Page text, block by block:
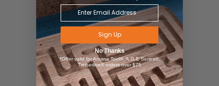
Sign Up
No Thanks
*Offer valid for Amana Tool®, A.G.E Series®,
Timberline® orders over $75